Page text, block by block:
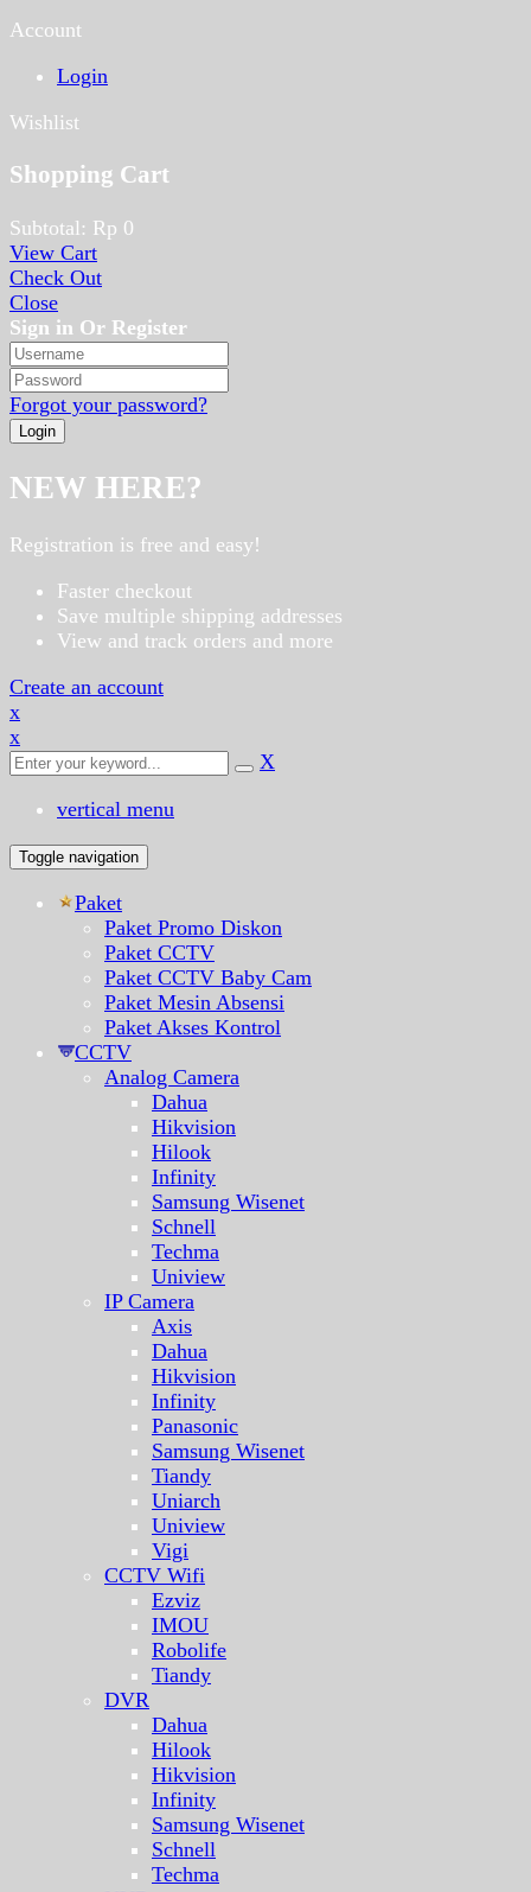
Account
Login
Wishlist
Shopping Cart
Subtotal: Rp 0
View Cart
Check Out
Close
Sign in Or Register
Forgot your password?
NEW HERE?
Registration is free and easy!
Faster checkout
Save multiple shipping addresses
View and track orders and more
Create an account
x
x
X
vertical menu
Toggle navigation
Paket
Paket Promo Diskon
Paket CCTV
Paket CCTV Baby Cam
Paket Mesin Absensi
Paket Akses Kontrol
CCTV
Analog Camera
Dahua
Hikvision
Hilook
Infinity
Samsung Wisenet
Schnell
Techma
Uniview
IP Camera
Axis
Dahua
Hikvision
Infinity
Panasonic
Samsung Wisenet
Tiandy
Uniarch
Uniview
Vigi
CCTV Wifi
Ezviz
IMOU
Robolife
Tiandy
DVR
Dahua
Hilook
Hikvision
Infinity
Samsung Wisenet
Schnell
Techma